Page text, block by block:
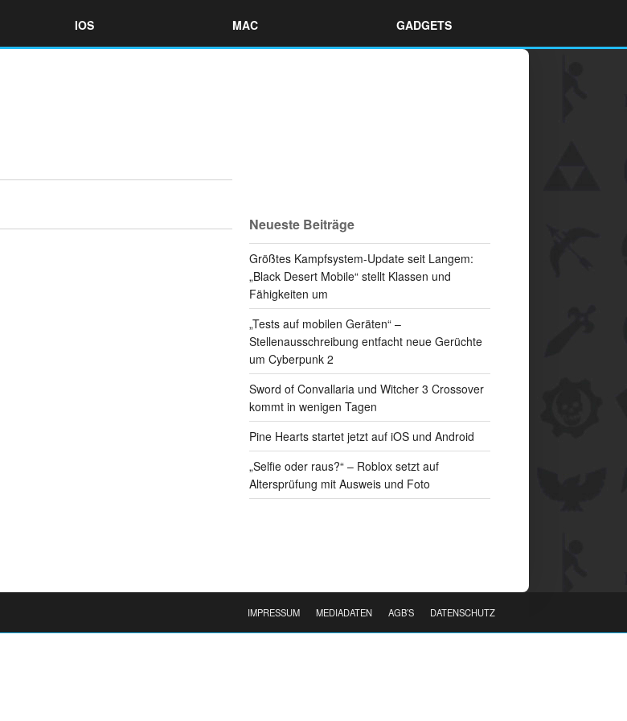
IOS MAC GADGETS
Neueste Beiträge
Größtes Kampfsystem-Update seit Langem:
„Black Desert Mobile“ stellt Klassen und
Fähigkeiten um
„Tests auf mobilen Geräten“ –
Stellenausschreibung entfacht neue Gerüchte
um Cyberpunk 2
Sword of Convallaria und Witcher 3 Crossover
kommt in wenigen Tagen
Pine Hearts startet jetzt auf iOS und Android
„Selfie oder raus?“ – Roblox setzt auf
Altersprüfung mit Ausweis und Foto
IMPRESSUM MEDIADATEN AGB’S DATENSCHUTZ